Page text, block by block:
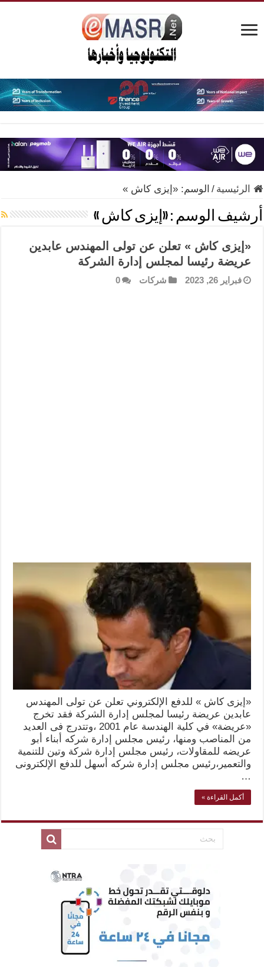
الرئيسية / الوسم:«إيزى كاش »
أرشيف الوسم :«إيزى كاش »
«إيزى كاش » تعلن عن تولى المهندس عابدين
عريضة رئيسا لمجلس إدارة الشركة
فبراير 26, 2023 شركات 0
«إيزى كاش » للدفع الإلكتروني تعلن عن تولى المهندس
عابدين عريضة رئيسا لمجلس إدارة الشركة فقد تخرج
«عريضة» في كلية الهندسة عام 2001 ،وتتدرج فى العديد
من المناصب ومنها، رئيس مجلس إدارة شركه أبناء أبو
عريضه للمقاولات، رئيس مجلس إدارة شركة وتين للتنمية
والتعمير،رئيس مجلس إدارة شركه أسهل للدفع الإلكترونى
…
أكمل القراءة »